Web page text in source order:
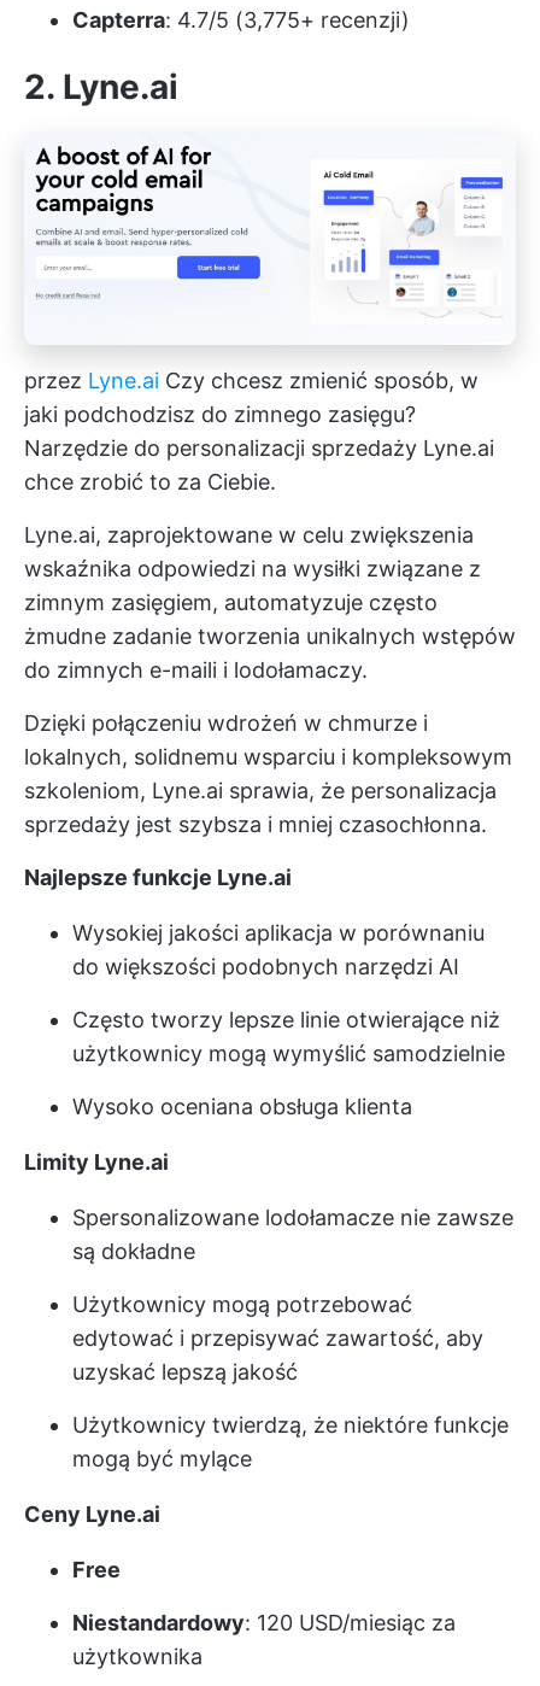
Capterra: 4.7/5 (3,775+ recenzji)
2. Lyne.ai
przez Lyne.ai Czy chcesz zmienić sposób, w
jaki podchodzisz do zimnego zasięgu?
Narzędzie do personalizacji sprzedaży Lyne.ai
chce zrobić to za Ciebie.
Lyne.ai, zaprojektowane w celu zwiększenia
wskaźnika odpowiedzi na wysiłki związane z
zimnym zasięgiem, automatyzuje często
żmudne zadanie tworzenia unikalnych wstępów
do zimnych e-maili i lodołamaczy.
Dzięki połączeniu wdrożeń w chmurze i
lokalnych, solidnemu wsparciu i kompleksowym
szkoleniom, Lyne.ai sprawia, że personalizacja
sprzedaży jest szybsza i mniej czasochłonna.
Najlepsze funkcje Lyne.ai
Wysokiej jakości aplikacja w porównaniu
do większości podobnych narzędzi AI
Często tworzy lepsze linie otwierające niż
użytkownicy mogą wymyślić samodzielnie
Wysoko oceniana obsługa klienta
Limity Lyne.ai
Spersonalizowane lodołamacze nie zawsze
są dokładne
Użytkownicy mogą potrzebować
edytować i przepisywać zawartość, aby
uzyskać lepszą jakość
Użytkownicy twierdzą, że niektóre funkcje
mogą być mylące
Ceny Lyne.ai
Free
Niestandardowy: 120 USD/miesiąc za
użytkownika